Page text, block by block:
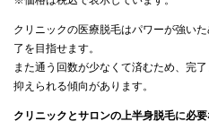
クリニックの医療脱毛はパワーが強い
了を目指せます。
また通う回数が少なくて済むため、完
抑えられる傾向があります。
クリニックとサロンの上半身脱毛に必